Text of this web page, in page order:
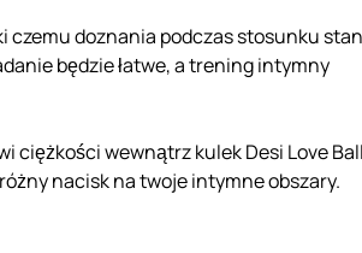
czemu doznania podczas stosunku
będzie łatwe, a trening intymny
ciężkości wewnątrz kulek Desi Love
nacisk na twoje intymne obszary.